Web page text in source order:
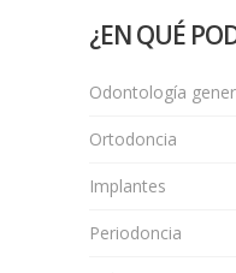
¿EN QUÉ
Odontología
Ortodoncia
Implantes
Periodoncia